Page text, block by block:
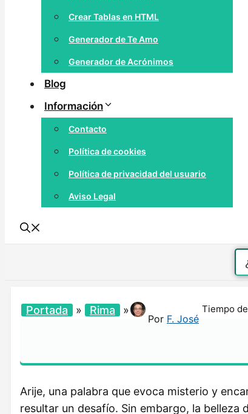
Crear Tablas en HTML
Generador de Te Amo
Generador de Acrónimos
Blog
Información
Contacto
Política de cookies
Política de privacidad del usuario
Aviso Legal
Portada » Rima »
Por F. José
Tiempo
Arije, una palabra que evoca misterio y
resultar un desafío. Sin embargo, la belleza